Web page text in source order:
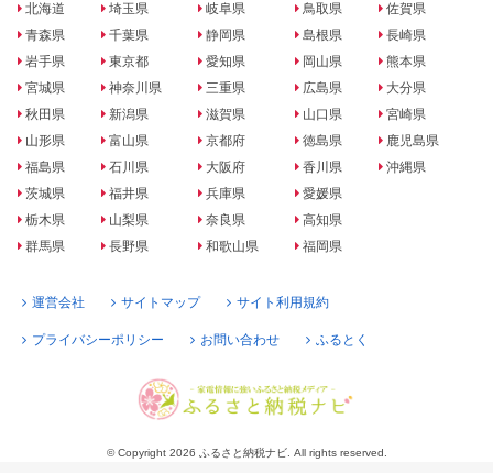
北海道
青森県
岩手県
宮城県
秋田県
山形県
福島県
茨城県
栃木県
群馬県
埼玉県
千葉県
東京都
神奈川県
新潟県
富山県
石川県
福井県
山梨県
長野県
岐阜県
静岡県
愛知県
三重県
滋賀県
京都府
大阪府
兵庫県
奈良県
和歌山県
鳥取県
島根県
岡山県
広島県
山口県
徳島県
香川県
愛媛県
高知県
福岡県
佐賀県
長崎県
熊本県
大分県
宮崎県
鹿児島県
沖縄県
運営会社 サイトマップ サイト利用規約
プライバシーポリシー お問い合わせ ふるとく
© Copyright 2026 ふるさと納税ナビ. All rights reserved.